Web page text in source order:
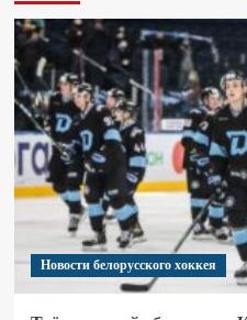
Новости белорусского хоккея